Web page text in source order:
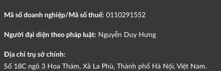
Mã số doanh nghiệp/Mã số thuế: 0110291552
Người đại diện theo pháp luật: Nguyễn Duy Hưng
Địa chỉ trụ sở chính:
Số 18C ngõ 3 Hoa Thám, Xã La Phù, Thành phố Hà Nội, Việt Nam.